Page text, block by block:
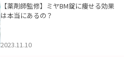
【薬剤師監修】ミヤBM錠に痩せる効果
は本当にあるの？
2023.11.10